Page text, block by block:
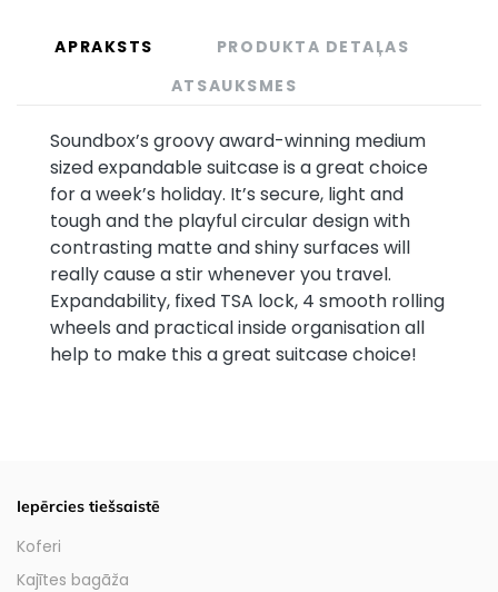
APRAKSTS
PRODUKTA DETAĻAS
ATSAUKSMES
Soundbox’s groovy award-winning medium
sized expandable suitcase is a great choice
for a week’s holiday. It’s secure, light and
tough and the playful circular design with
contrasting matte and shiny surfaces will
really cause a stir whenever you travel.
Expandability, fixed TSA lock, 4 smooth rolling
wheels and practical inside organisation all
help to make this a great suitcase choice!
Iepērcies tiešsaistē
Koferi
Kajītes bagāža